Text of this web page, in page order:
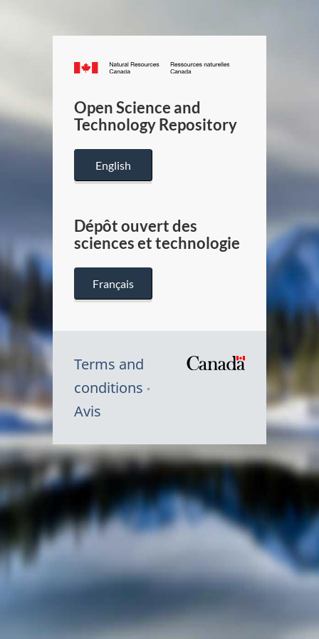
Canada.ca
/
Canada
Open Science and
Technology Repository
English
Dépôt ouvert des
sciences et technologie
Français
Terms and
conditions
Avis
Symbole
du
Canada